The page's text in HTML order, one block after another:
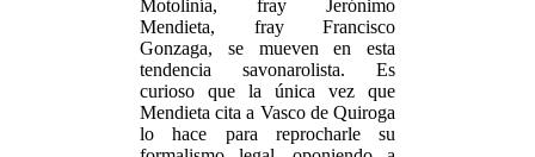
Motolinía, fray Jerónimo
Mendieta, fray Francisco
Gonzaga, se mueven en esta
tendencia savonarolista. Es
curioso que la única vez que
Mendieta cita a Vasco de Quiroga
lo hace para reprocharle su